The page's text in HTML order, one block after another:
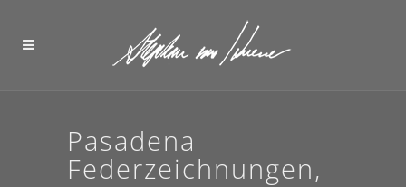
Pasadena
Federzeichnungen,